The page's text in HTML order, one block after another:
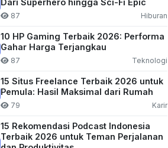
Dari Superhero hingga Sci-Fi Epic
87 Hiburan
10 HP Gaming Terbaik 2026: Performa
Gahar Harga Terjangkau
87 Teknologi
15 Situs Freelance Terbaik 2026 untuk
Pemula: Hasil Maksimal dari Rumah
79 Karir
15 Rekomendasi Podcast Indonesia
Terbaik 2026 untuk Teman Perjalanan